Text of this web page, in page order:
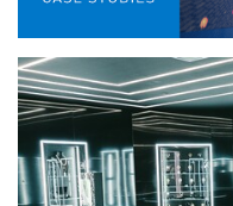
네트워크 오디오
구매처
사례 연구
회사 소개